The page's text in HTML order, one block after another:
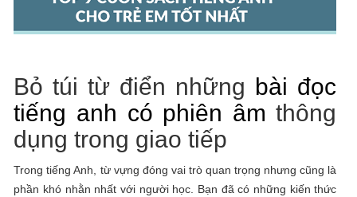
Bỏ túi từ điển những bài đọc
tiếng anh có phiên âm thông
dụng trong giao tiếp
Trong tiếng Anh, từ vựng đóng vai trò quan trọng nhưng cũng là
phần khó nhằn nhất với người học. Bạn đã có những kiến thức